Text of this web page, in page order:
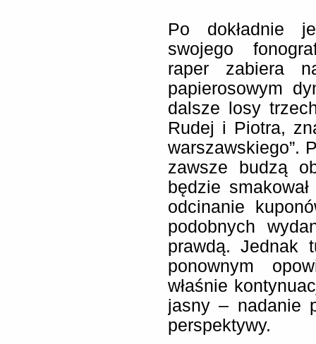
Po dokładnie
swojego
raper zabiera
papierosowym
dalsze losy
Rudej i Piotra,
warszawskiego”.
zawsze budzą
będzie
odcinanie
podobnych
prawdą. Jednak
ponownym
właśnie
jasny – nadanie
perspektywy.